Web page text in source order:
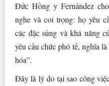
Đức Hồng y Fernández
nghe và coi trọng: họ yêu
các đặc sủng và khả năng
yêu cầu chức phó tế, nghĩa
hóa”.
Đây là lý do tại sao công